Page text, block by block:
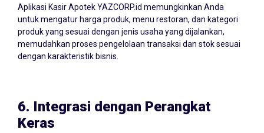
Aplikasi Kasir Apotek YAZCORP.id memungkinkan Anda
untuk mengatur harga produk, menu restoran, dan kategori
produk yang sesuai dengan jenis usaha yang dijalankan,
memudahkan proses pengelolaan transaksi dan stok sesuai
dengan karakteristik bisnis.
6. Integrasi dengan Perangkat
Keras